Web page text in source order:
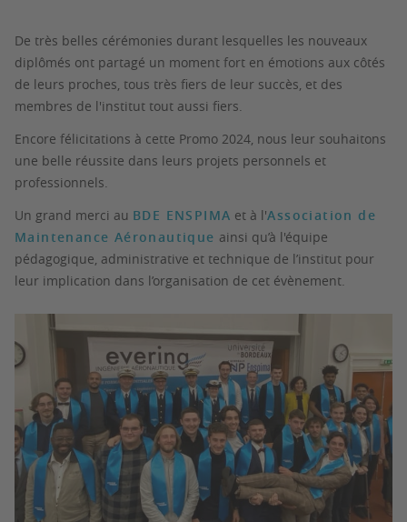
De très belles cérémonies durant lesquelles les nouveaux
diplômés ont partagé un moment fort en émotions aux côtés
de leurs proches, tous très fiers de leur succès, et des
membres de l'institut tout aussi fiers.
Encore félicitations à cette Promo 2024, nous leur souhaitons
une belle réussite dans leurs projets personnels et
professionnels.
Un grand merci au BDE ENSPIMA et à l'Association de
Maintenance Aéronautique ainsi qu’à l'équipe
pédagogique, administrative et technique de l’institut pour
leur implication dans l’organisation de cet évènement.